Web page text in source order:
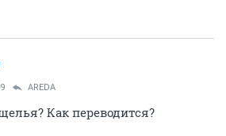
AREDA
Как переводится?